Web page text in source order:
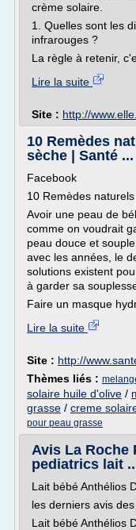
crème solaire.
1. Quelles sont les
infrarouges ?
La règle à retenir,
Lire la suite
Site : http://
10 Remèdes
sèche | Santé ...
Facebook
10 Remèdes
Avoir une peau de
comme on voudrait
peau douce et
avec les années, le
solutions existent
à garder sa
Faire un masque
Lire la suite
Site : http://
Thèmes liés :
solaire huile d'olive /
grasse / creme
pour peau grasse
Avis La Roche
pediatrics lait
Lait bébé Anthélios
les derniers avis
Lait bébé Anthélios